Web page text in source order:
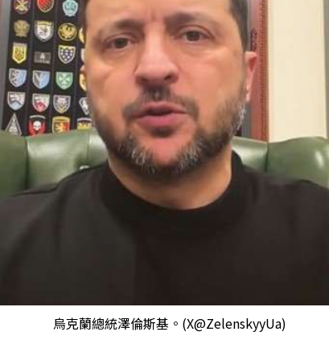
烏克蘭總統澤倫斯基。(X@ZelenskyyUa)